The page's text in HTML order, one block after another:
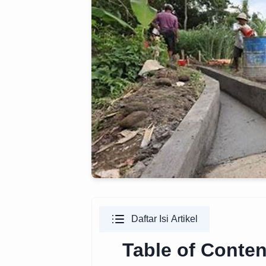
Daftar Isi Artikel
Table of